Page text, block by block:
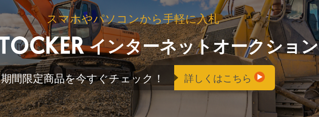
スマホやパソコンから手軽に入札
インターネットオークション
期間限定商品を今すぐチェック！ 詳しくはこちら